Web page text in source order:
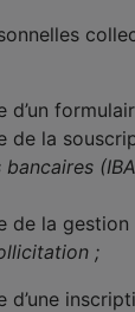
d’un
de la
bancaires
de la
;
d’une